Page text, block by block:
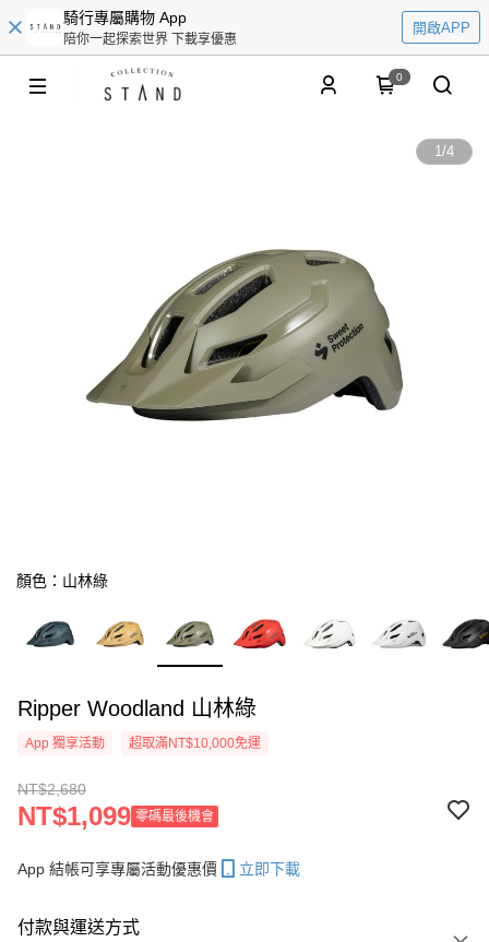
騎行專屬購物 App
陪你一起探索世界 下載享優惠
開啟APP
0
1/4
顏色：山林綠
Ripper Woodland 山林綠
App 獨享活動 超取滿NT$10,000免運
NT$2,680
NT$1,099 零碼最後機會
App 結帳可享專屬活動優惠價 立即下載
付款與運送方式